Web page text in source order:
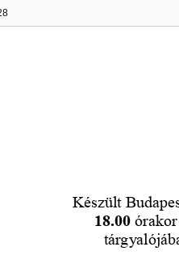
Készült
18.00